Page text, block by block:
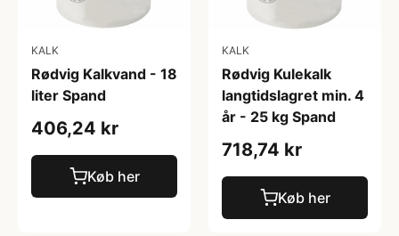
KALK
Rødvig Kalkvand - 18
liter Spand
406,24 kr
Køb her
KALK
Rødvig Kulekalk
langtidslagret min. 4
år - 25 kg Spand
718,74 kr
Køb her